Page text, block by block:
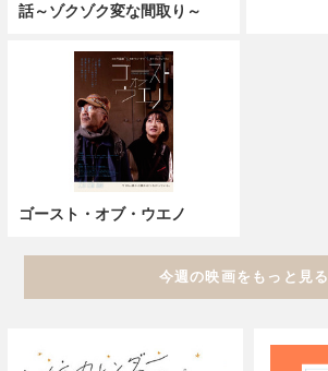
話～ゾクゾク変な間取り～
ゴースト・オブ・ウエノ
今週の映画をもっと見る